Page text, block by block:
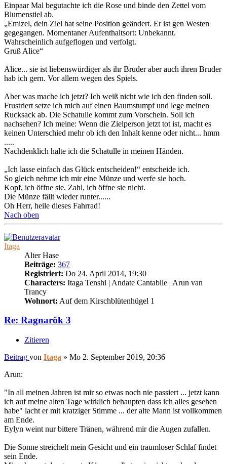
Einpaar Mal begutachte ich die Rose und binde den Zettel vom
Blumenstiel ab.
„Emizel, dein Ziel hat seine Position geändert. Er ist gen Westen
gegegangen. Momentaner Aufenthaltsort: Unbekannt.
Wahrscheinlich aufgeflogen und verfolgt.
Gruß Alice“
Alice... sie ist liebenswürdiger als ihr Bruder aber auch ihren Bruder
hab ich gern. Vor allem wegen des Spiels.
Aber was mache ich jetzt? Ich weiß nicht wie ich den finden soll.
Frustriert setze ich mich auf einen Baumstumpf und lege meinen
Rucksack ab. Die Schatulle kommt zum Vorschein. Soll ich
nachsehen? Ich meine: Wenn die Zielperson jetzt tot ist, macht es
keinen Unterschied mehr ob ich den Inhalt kenne oder nicht... hmm
.....
Nachdenklich halte ich die Schatulle in meinen Händen.
„Ich lasse einfach das Glück entscheiden!“ entscheide ich.
So gleich nehme ich mir eine Münze und werfe sie hoch.
Kopf, ich öffne sie. Zahl, ich öffne sie nicht.
Die Münze fällt wieder runter......
Oh Herr, heile dieses Fahrrad!
Nach oben
Itaga
Alter Hase
Beiträge: 367
Registriert: Do 24. April 2014, 19:30
Characters: Itaga Tenshi | Andate Cantabile | Arun van
Trancy
Wohnort: Auf dem Kirschblütenhügel 1
Re: Ragnarök 3
Zitieren
Beitrag von Itaga » Mo 2. September 2019, 20:36
Arun:
"In all meinen Jahren ist mir so etwas noch nie passiert ... jetzt kann
ich auf meine alten Tage wirklich behaupten dass ich alles gesehen
habe" lacht er mit kratziger Stimme ... der alte Mann ist vollkommen
am Ende.
Eylyn weint nur bittere Tränen, während mir die Augen zufallen.
Die Sonne streichelt mein Gesicht und ein traumloser Schlaf findet
sein Ende.